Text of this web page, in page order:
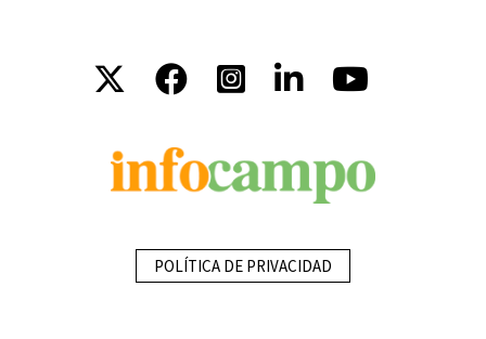
POLÍTICA DE PRIVACIDAD